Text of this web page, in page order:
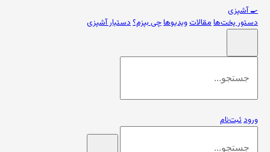
🍳آشپزی
دستور پخت‌هامقالاتویدیوهاچی بپزم؟دستیار آشپزی
ورودثبت‌نام